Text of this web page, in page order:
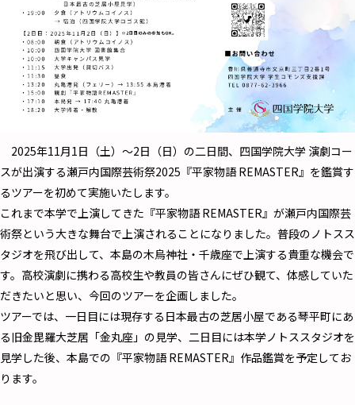
2025年11月1日（土）～2日（日）の二日間、四国学院大学 演劇コー
スが出演する瀬戸内国際芸術祭2025『平家物語 REMASTER』を鑑賞す
るツアーを初めて実施いたします。
これまで本学で上演してきた『平家物語 REMASTER』が瀬戸内国際芸
術祭という大きな舞台で上演されることになりました。普段のノトスス
タジオを飛び出して、本島の木烏神社・千歳座で上演する貴重な機会で
す。高校演劇に携わる高校生や教員の皆さんにぜひ観て、体感していた
だきたいと思い、今回のツアーを企画しました。
ツアーでは、一日目には現存する日本最古の芝居小屋である琴平町にあ
る旧金毘羅大芝居「金丸座」の見学、二日目には本学ノトススタジオを
見学した後、本島での『平家物語 REMASTER』作品鑑賞を予定してお
ります。